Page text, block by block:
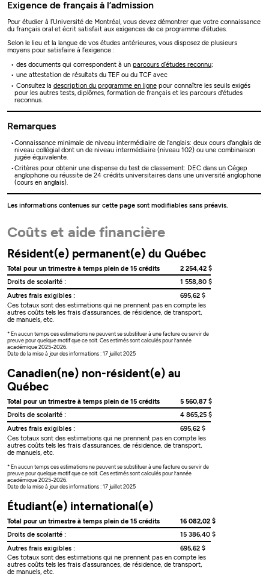
Exigence de français à l’admission
Pour étudier à l’Université de Montréal, vous devez démontrer que votre connaissance
du français oral et écrit satisfait aux exigences de ce programme d’études.
Selon le lieu et la langue de vos études antérieures, vous disposez de plusieurs
moyens pour satisfaire à l’exigence :
des documents qui correspondent à un parcours d’études reconnu;
une attestation de résultats du TEF ou du TCF avec
Consultez la description du programme en lignepour connaître les seuils exigés
pour les autres tests, diplômes, formation de français et les parcours d'études
reconnus.
Remarques
Connaissance minimale de niveau intermédiaire de l'anglais: deux cours d'anglais de
niveau collégial dont un de niveau intermédiaire (niveau 102) ou une combinaison
jugée équivalente.
Critères pour obtenir une dispense du test de classement: DEC dans un Cégep
anglophone ou réussite de 24 crédits universitaires dans une université anglophone
(cours en anglais).
Les informations contenues sur cette page sont modifiables sans préavis.
Coûts et aide financière
Résident(e) permanent(e) du Québec
Total pour un trimestre à temps plein de 15 crédits
2 254,42 $
Droits de scolarité :
1 558,80 $
Autres frais exigibles :
695,62 $
Ces totaux sont des estimations qui ne prennent pas en compte les
autres coûts tels les frais d’assurances, de résidence, de transport,
de manuels, etc.
* En aucun temps ces estimations ne peuvent se substituer à une facture ou servir de
preuve pour quelque motif que ce soit. Ces estimés sont calculés pour l’année
académique 2025-2026.
Date de la mise à jour des informations : 17 juillet 2025
Canadien(ne) non-résident(e) au
Québec
Total pour un trimestre à temps plein de 15 crédits
5 560,87 $
Droits de scolarité :
4 865,25 $
Autres frais exigibles :
695,62 $
Ces totaux sont des estimations qui ne prennent pas en compte les
autres coûts tels les frais d’assurances, de résidence, de transport,
de manuels, etc.
* En aucun temps ces estimations ne peuvent se substituer à une facture ou servir de
preuve pour quelque motif que ce soit. Ces estimés sont calculés pour l’année
académique 2025-2026.
Date de la mise à jour des informations : 17 juillet 2025
Étudiant(e) international(e)
Total pour un trimestre à temps plein de 15 crédits
16 082,02 $
Droits de scolarité :
15 386,40 $
Autres frais exigibles :
695,62 $
Ces totaux sont des estimations qui ne prennent pas en compte les
autres coûts tels les frais d’assurances, de résidence, de transport,
de manuels, etc.